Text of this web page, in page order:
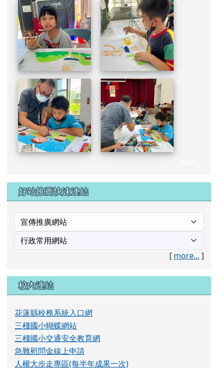
好站推薦快速連結
校內連結
花蓮縣校務系統入口網
三棧國小蝴蝶網站
三棧國小交通安全教育網
急難慰問金線上申請